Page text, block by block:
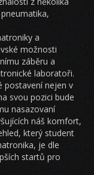
a
možnosti
záběru a
laboratoři.
postavení nejen v
svou pozici bude
nasazovaní
náš komfort,
který student
je dle
startů pro